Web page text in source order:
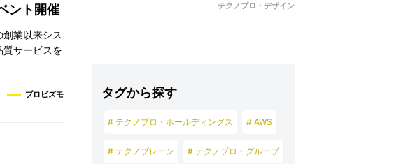
ント開催
業以来シス
サービスを
プロビズモ
テクノプロ・デザイン
タグから探す
# テクノプロ・ホールディングス # AWS
# テクノブレーン # テクノプロ・グループ